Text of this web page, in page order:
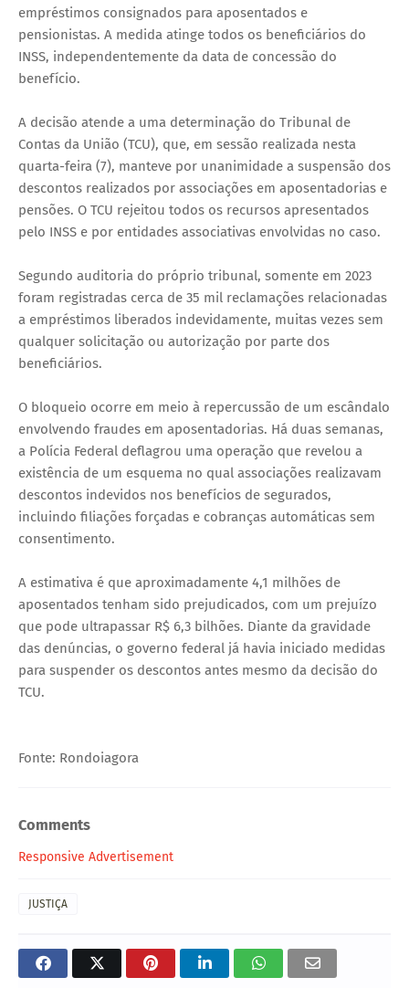
empréstimos consignados para aposentados e
pensionistas. A medida atinge todos os beneficiários do
INSS, independentemente da data de concessão do
benefício.
A decisão atende a uma determinação do Tribunal de
Contas da União (TCU), que, em sessão realizada nesta
quarta-feira (7), manteve por unanimidade a suspensão dos
descontos realizados por associações em aposentadorias e
pensões. O TCU rejeitou todos os recursos apresentados
pelo INSS e por entidades associativas envolvidas no caso.
Segundo auditoria do próprio tribunal, somente em 2023
foram registradas cerca de 35 mil reclamações relacionadas
a empréstimos liberados indevidamente, muitas vezes sem
qualquer solicitação ou autorização por parte dos
beneficiários.
O bloqueio ocorre em meio à repercussão de um escândalo
envolvendo fraudes em aposentadorias. Há duas semanas,
a Polícia Federal deflagrou uma operação que revelou a
existência de um esquema no qual associações realizavam
descontos indevidos nos benefícios de segurados,
incluindo filiações forçadas e cobranças automáticas sem
consentimento.
A estimativa é que aproximadamente 4,1 milhões de
aposentados tenham sido prejudicados, com um prejuízo
que pode ultrapassar R$ 6,3 bilhões. Diante da gravidade
das denúncias, o governo federal já havia iniciado medidas
para suspender os descontos antes mesmo da decisão do
TCU.
Fonte: Rondoiagora
Comments
Responsive Advertisement
JUSTIÇA